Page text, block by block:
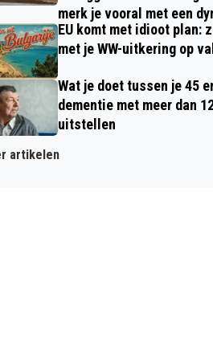
merk je vooral met een
contract
EU komt met idioot plan:
met je WW-uitkering op
Wat je doet tussen je 45
dementie met meer dan
uitstellen
artikelen